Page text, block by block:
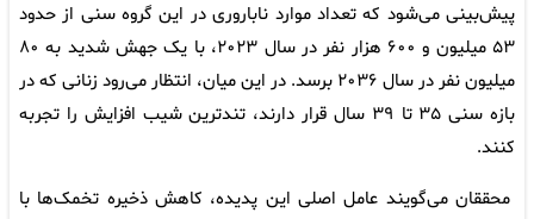
پیش‌بینی می‌شود که تعداد موارد ناباروری در این گروه سنی از حدود
۵۳ میلیون و ۶۰۰ هزار نفر در سال ۲۰۲۳، با یک جهش شدید به ۸۰
میلیون نفر در سال ۲۰۳۶ برسد. در این میان، انتظار می‌رود زنانی که در
بازه سنی ۳۵ تا ۳۹ سال قرار دارند، تندترین شیب افزایش را تجربه
کنند.
محققان می‌گویند عامل اصلی این پدیده، کاهش ذخیره تخمک‌ها با